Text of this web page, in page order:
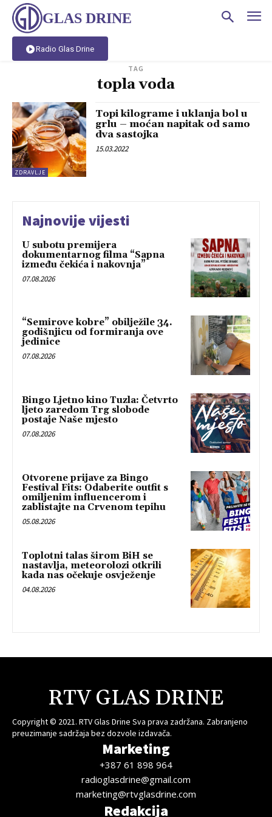
GLAS DRINE
Radio Glas Drine
TAG
topla voda
ZDRAVLJE
Topi kilograme i uklanja bol u
grlu – moćan napitak od samo
dva sastojka
15.03.2022
Najnovije vijesti
U subotu premijera
dokumentarnog filma “Sapna
između čekića i nakovnja”
07.08.2026
“Semirove kobre” obilježile 34.
godišnjicu od formiranja ove
jedinice
07.08.2026
Bingo Ljetno kino Tuzla: Četvrto
ljeto zaredom Trg slobode
postaje Naše mjesto
07.08.2026
Otvorene prijave za Bingo
Festival Fits: Odaberite outfit s
omiljenim influencerom i
zablistajte na Crvenom tepihu
05.08.2026
Toplotni talas širom BiH se
nastavlja, meteorolozi otkrili
kada nas očekuje osvježenje
04.08.2026
RTV GLAS DRINE
Copyright © 2021. RTV Glas Drine Sva prava zadržana. Zabranjeno
preuzimanje sadržaja bez dozvole izdavača.
Marketing
+387 61 898 964
radioglasdrine@gmail.com
marketing@rtvglasdrine.com
Redakcija